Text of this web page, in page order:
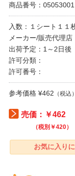
商品番号：05053001
入数：１シート１１
メーカー/販売代理店
出荷予定：1～2日後
許可分類：
許可番号：
参考価格 ¥462 （税込）
売価：￥462
（税別￥420）